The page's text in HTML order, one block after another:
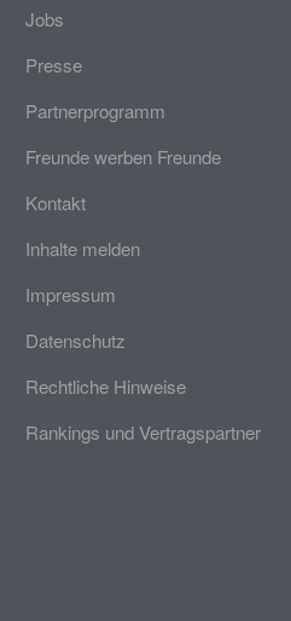
Jobs
Presse
Partnerprogramm
Freunde werben Freunde
Kontakt
Inhalte melden
Impressum
Datenschutz
Rechtliche Hinweise
Rankings und Vertragspartner